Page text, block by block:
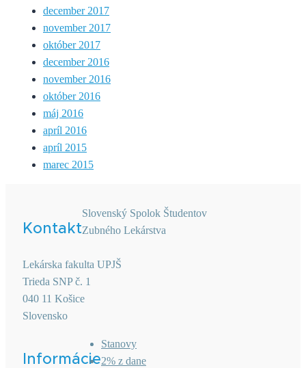
december 2017
november 2017
október 2017
december 2016
november 2016
október 2016
máj 2016
apríl 2016
apríl 2015
marec 2015
Kontakt
Slovenský Spolok Študentov
Zubného Lekárstva
Lekárska fakulta UPJŠ
Trieda SNP č. 1
040 11 Košice
Slovensko
Informácie
Stanovy
2% z dane